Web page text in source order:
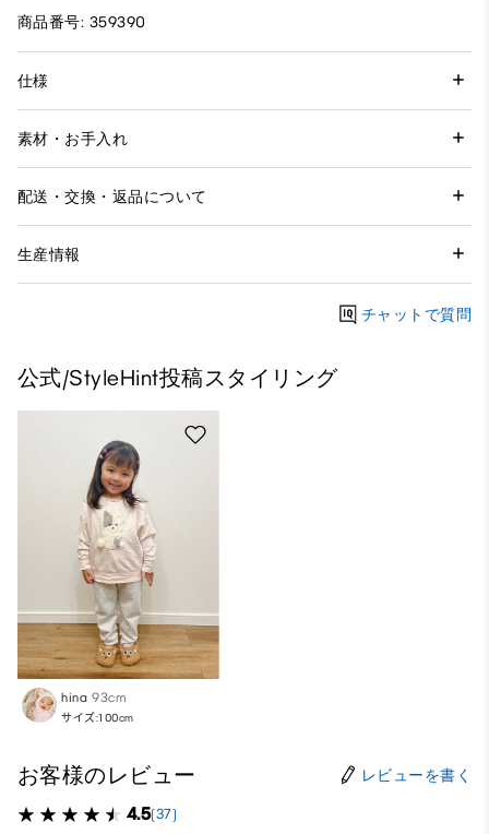
商品番号: 359390
仕様
素材・お手入れ
配送・交換・返品について
生産情報
チャットで質問
公式/StyleHint投稿スタイリング
hina 93cm
サイズ:100cm
お客様のレビュー レビューを書く
4.5(37)